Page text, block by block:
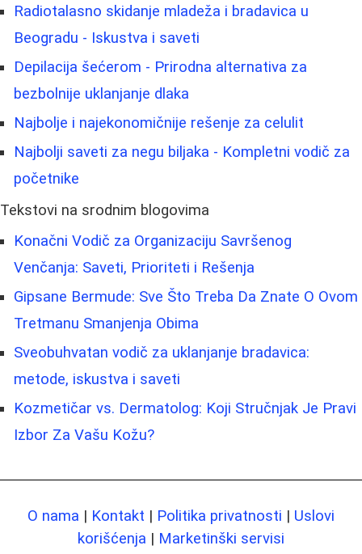
Radiotalasno skidanje mladeža i bradavica u
Beogradu - Iskustva i saveti
Depilacija šećerom - Prirodna alternativa za
bezbolnije uklanjanje dlaka
Najbolje i najekonomičnije rešenje za celulit
Najbolji saveti za negu biljaka - Kompletni vodič za
početnike
Tekstovi na srodnim blogovima
Konačni Vodič za Organizaciju Savršenog
Venčanja: Saveti, Prioriteti i Rešenja
Gipsane Bermude: Sve Što Treba Da Znate O Ovom
Tretmanu Smanjenja Obima
Sveobuhvatan vodič za uklanjanje bradavica:
metode, iskustva i saveti
Kozmetičar vs. Dermatolog: Koji Stručnjak Je Pravi
Izbor Za Vašu Kožu?
O nama | Kontakt | Politika privatnosti | Uslovi
korišćenja | Marketinški servisi